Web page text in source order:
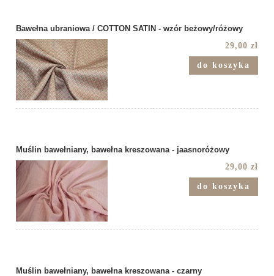
Bawełna ubraniowa / COTTON SATIN - wzór beżowy/różowy
29,00 zł
do koszyka
Muślin bawełniany, bawełna kreszowana - jaasnoróżowy
29,00 zł
do koszyka
Muślin bawełniany, bawełna kreszowana - czarny